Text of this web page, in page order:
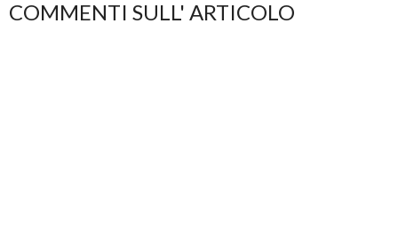
COMMENTI SULL' ARTICOLO